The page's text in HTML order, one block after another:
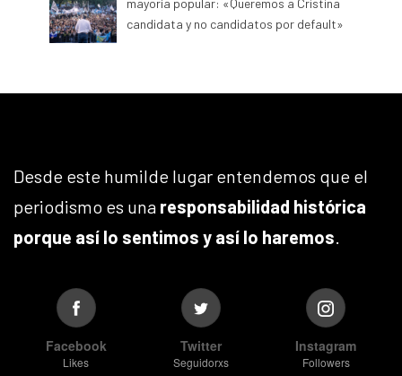
mayoría popular: «Queremos a Cristina
candidata y no candidatos por default»
Desde este humilde lugar entendemos que el
periodismo es una responsabilidad histórica
porque así lo sentimos y así lo haremos.
Facebook
Likes
Twitter
Seguidorxs
Instagram
Followers